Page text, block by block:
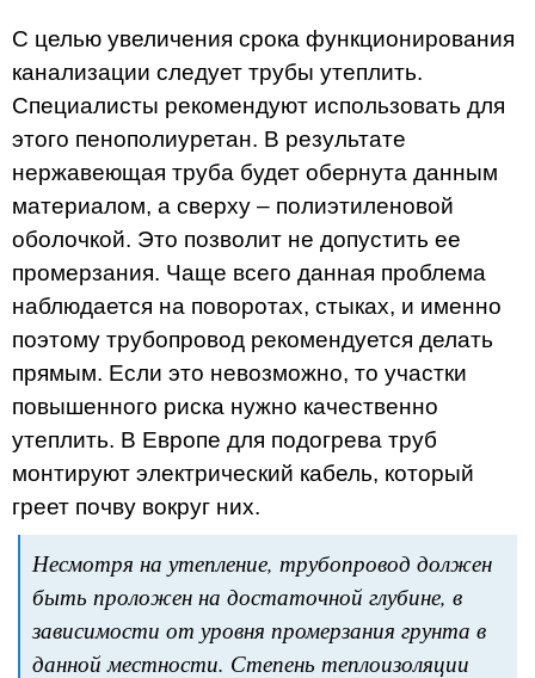
С целью увеличения срока функционирования
канализации следует трубы утеплить.
Специалисты рекомендуют использовать для
этого пенополиуретан. В результате
нержавеющая труба будет обернута данным
материалом, а сверху – полиэтиленовой
оболочкой. Это позволит не допустить ее
промерзания. Чаще всего данная проблема
наблюдается на поворотах, стыках, и именно
поэтому трубопровод рекомендуется делать
прямым. Если это невозможно, то участки
повышенного риска нужно качественно
утеплить. В Европе для подогрева труб
монтируют электрический кабель, который
греет почву вокруг них.
Несмотря на утепление, трубопровод должен
быть проложен на достаточной глубине, в
зависимости от уровня промерзания грунта в
данной местности. Степень теплоизоляции